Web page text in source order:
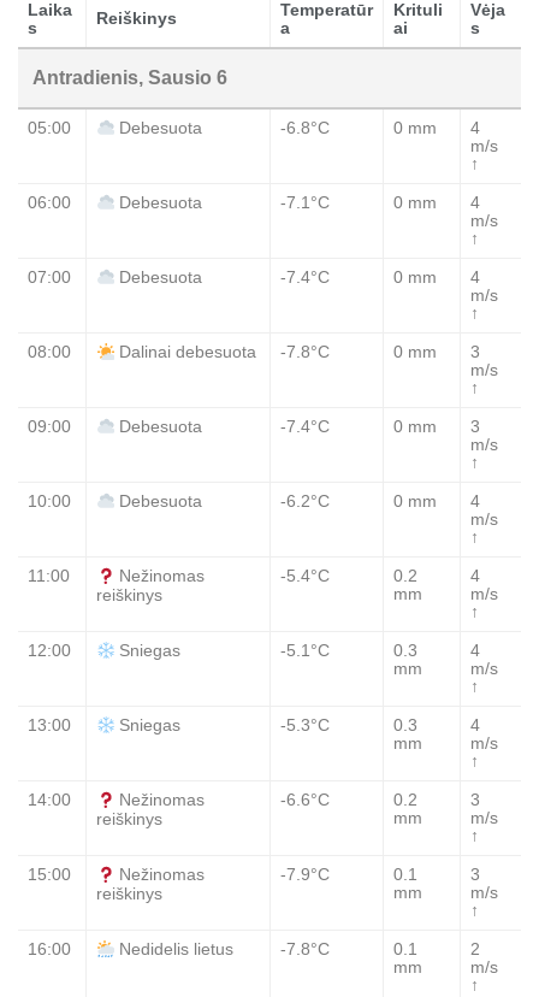
Laika
s
Reiškinys
Temperatūr
a
Krituli
ai
Vėja
s
Antradienis, Sausio 6
05:00 Debesuota -6.8°C 0 mm
4
m/s
↑
06:00 Debesuota -7.1°C 0 mm
4
m/s
↑
07:00 Debesuota -7.4°C 0 mm
4
m/s
↑
08:00 Dalinai debesuota -7.8°C 0 mm
3
m/s
↑
09:00 Debesuota -7.4°C 0 mm
3
m/s
↑
10:00 Debesuota -6.2°C 0 mm
4
m/s
↑
11:00
Nežinomas
reiškinys
-5.4°C
0.2
mm
4
m/s
↑
12:00 Sniegas -5.1°C
0.3
mm
4
m/s
↑
13:00 Sniegas -5.3°C
0.3
mm
4
m/s
↑
14:00
Nežinomas
reiškinys
-6.6°C
0.2
mm
3
m/s
↑
15:00
Nežinomas
reiškinys
-7.9°C
0.1
mm
3
m/s
↑
16:00 Nedidelis lietus -7.8°C
0.1
mm
2
m/s
↑